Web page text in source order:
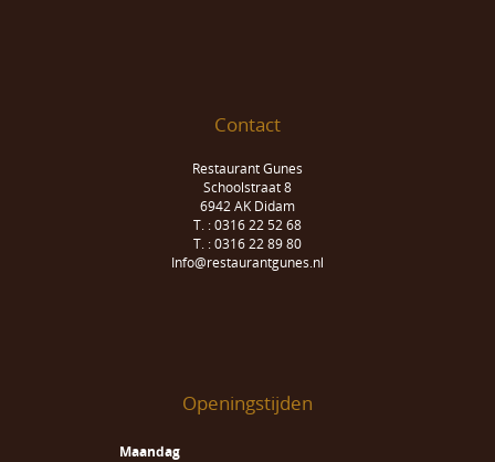
Contact
Restaurant Gunes
Schoolstraat 8
6942 AK Didam
T. : 0316 22 52 68
T. : 0316 22 89 80
Info@restaurantgunes.nl
Openingstijden
Maandag